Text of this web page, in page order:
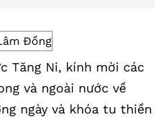
Tăng Ni, kính mời các
và ngoài nước về
ngày và khóa tu thiền